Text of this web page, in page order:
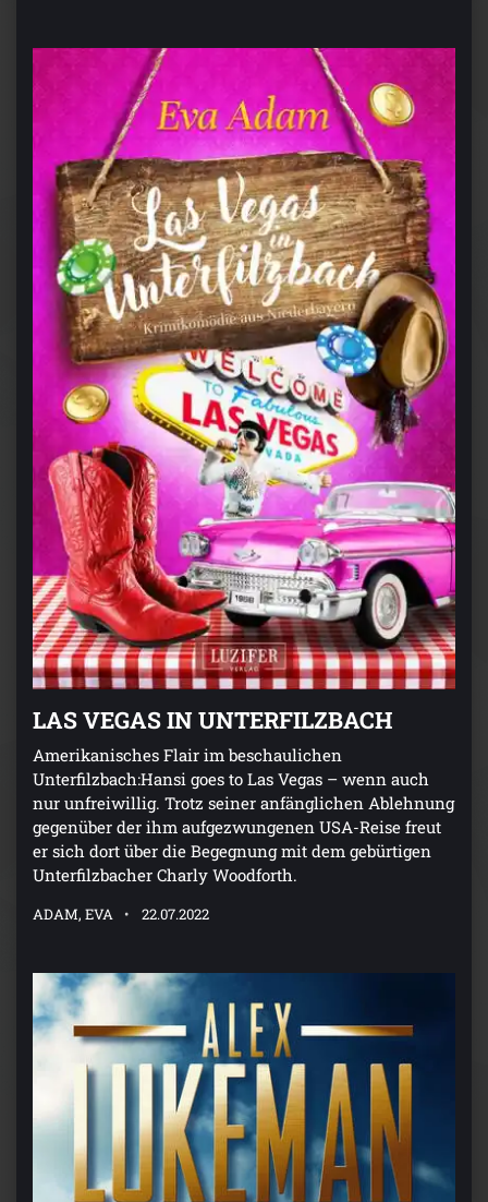
LAS VEGAS IN UNTERFILZBACH
Amerikanisches Flair im beschaulichen
Unterfilzbach:Hansi goes to Las Vegas – wenn auch
nur unfreiwillig. Trotz seiner anfänglichen Ablehnung
gegenüber der ihm aufgezwungenen USA-Reise freut
er sich dort über die Begegnung mit dem gebürtigen
Unterfilzbacher Charly Woodforth.
ADAM, EVA 22.07.2022